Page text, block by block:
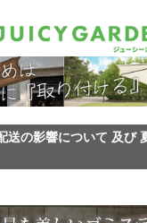
送の影響について 及び